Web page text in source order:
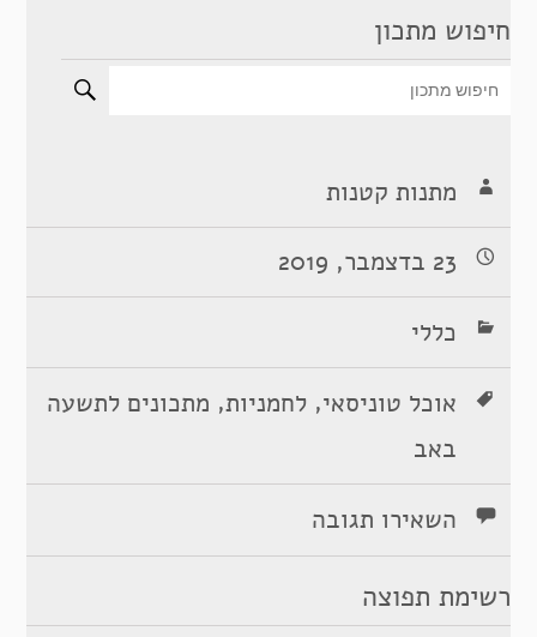
חיפוש מתכון
מתנות קטנות
23 בדצמבר, 2019
כללי
אוכל טוניסאי,לחמניות, מתכונים לתשעה
באב
השאירו תגובה
רשימת תפוצה